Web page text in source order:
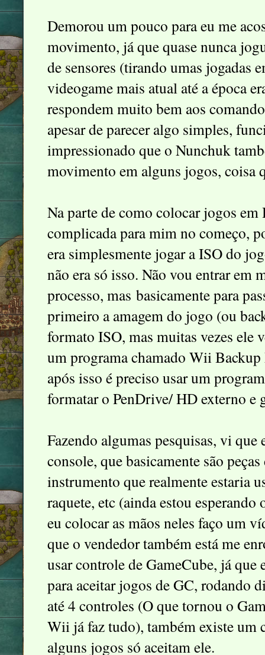
Demorou um pouco para eu me
movimento, já que quase nunca
de sensores (tirando umas jogadas
videogame mais atual até a época
respondem muito bem aos
apesar de parecer algo simples,
impressionado que o Nunchuk
movimento em alguns jogos, coisa
Na parte de como colocar jogos
complicada para mim no começo,
era simplesmente jogar a ISO do
não era só isso. Não vou entrar em
processo, mas basicamente para
primeiro a amagem do jogo (ou
formato ISO, mas muitas vezes ele
um programa chamado Wii Backup
após isso é preciso usar um
formatar o PenDrive/ HD externo e
Fazendo algumas pesquisas, vi
console, que basicamente são
instrumento que realmente estaria
raquete, etc (ainda estou
eu colocar as mãos neles faço um
que o vendedor também está me
usar controle de GameCube, já
para aceitar jogos de GC, rodando
até 4 controles (O que tornou o
Wii já faz tudo), também existe um
alguns jogos só aceitam ele.